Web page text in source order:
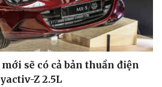
sẽ có cả bản thuần điện
Z 2.5L